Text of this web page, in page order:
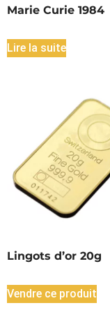
Marie Curie 1984
Lire la suite
Lingots d’or 20g
Vendre ce produit